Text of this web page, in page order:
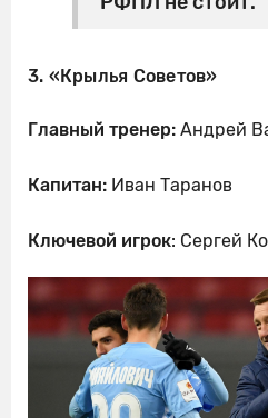
3. «Крылья Советов»
Главный тренер: Андрей
Капитан: Иван Таранов
Ключевой игрок: Сергей